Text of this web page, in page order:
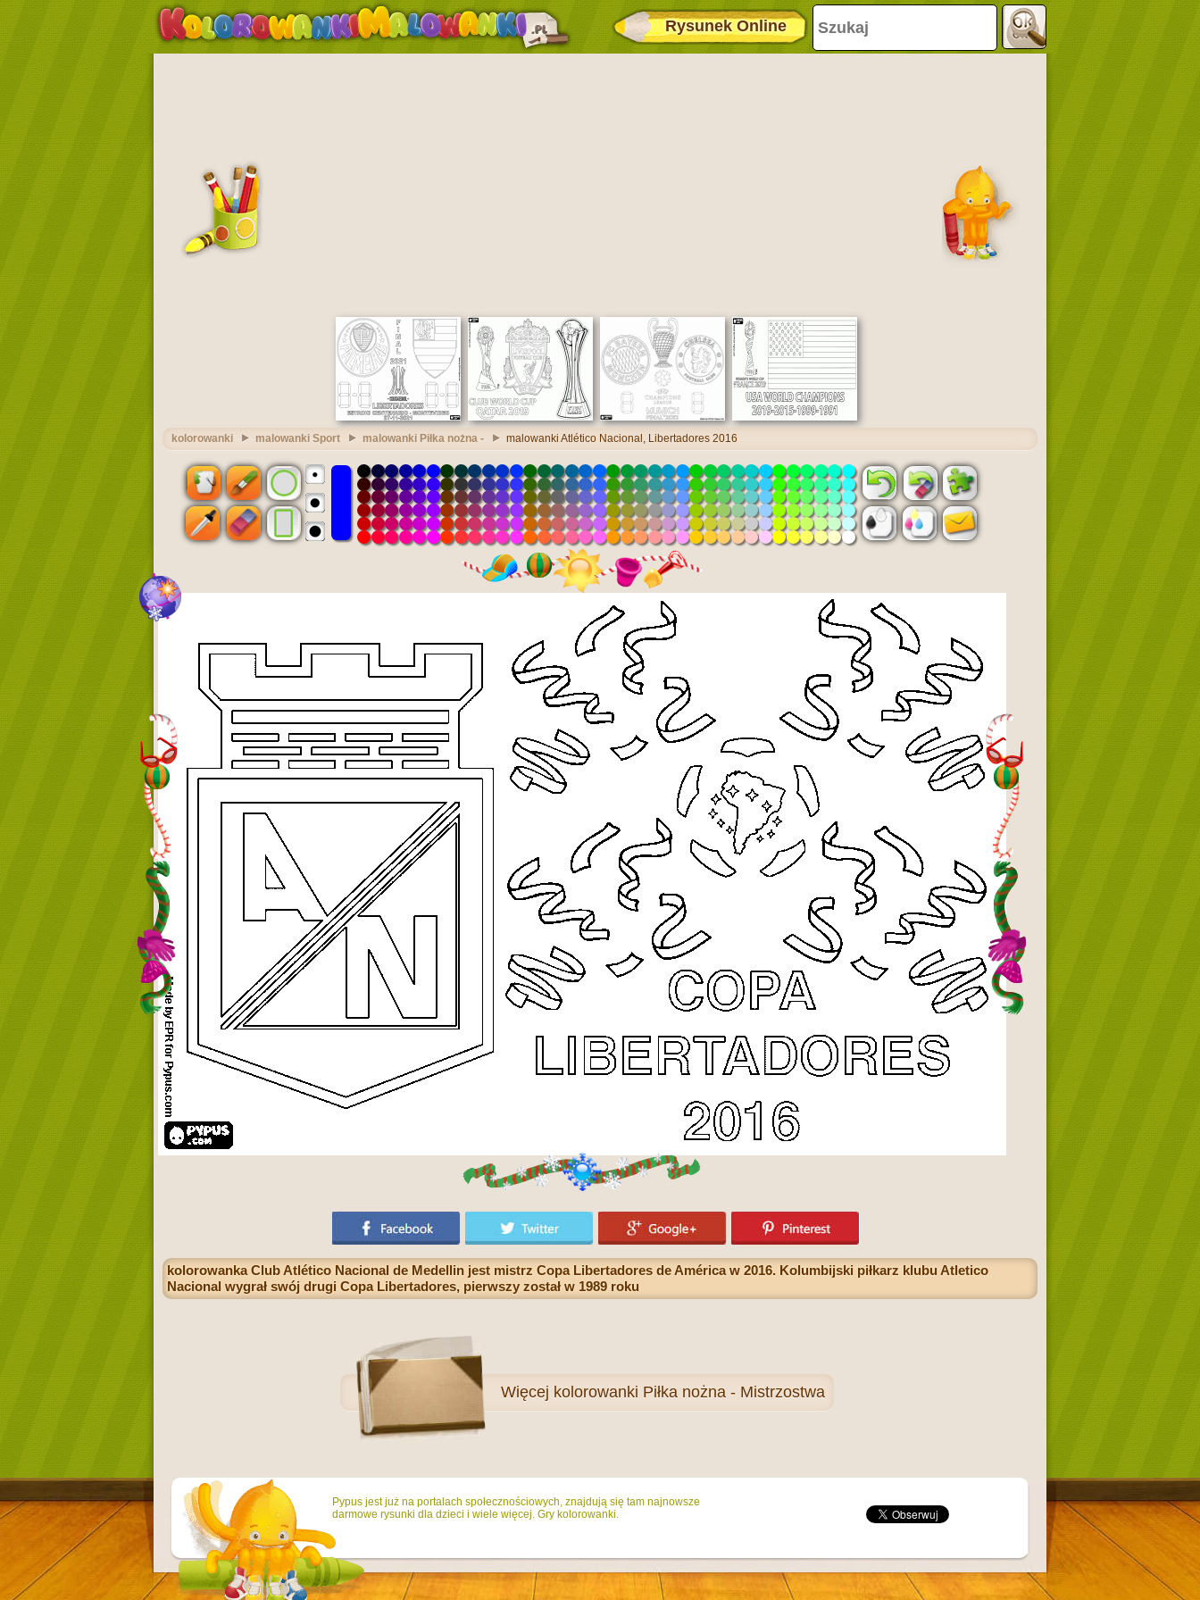
Rysunek Online
kolorowanki malowanki Sport malowanki Piłka nożna - malowanki Atlético Nacional, Libertadores 2016
kolorowanka Club Atlético Nacional de Medellin jest mistrz Copa Libertadores de América w 2016. Kolumbijski piłkarz klubu Atletico
Nacional wygrał swój drugi Copa Libertadores, pierwszy został w 1989 roku
Więcej kolorowanki Piłka nożna - Mistrzostwa
Pypus jest już na portalach społecznościowych, znajdują się tam najnowsze
darmowe rysunki dla dzieci i wiele więcej. Gry kolorowanki.